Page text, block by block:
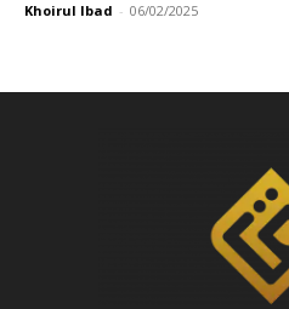
Khoirul Ibad - 06/02/2025